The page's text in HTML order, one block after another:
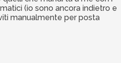
(io sono ancora indietro e
manualmente per posta